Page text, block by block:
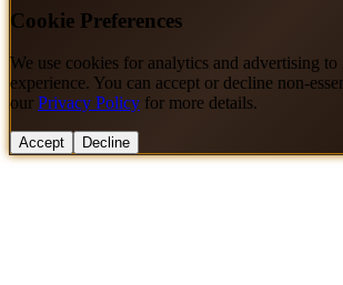
Cookie Preferences
We use cookies for analytics and advertising
experience. You can accept or decline non-
our Privacy Policy for more details.
Accept Decline